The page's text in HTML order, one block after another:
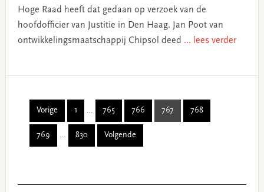
Hoge Raad heeft dat gedaan op verzoek van de
hoofdofficier van Justitie in Den Haag. Jan Poot van
ontwikkelingsmaatschappij Chipsol deed ... lees verder
Vorige Page
1
Interim
pages
omitted
… Page
765 Page
766 Page
767 Page
768
Page
769
Interim
pages
… Page
830 Volgende
Primary